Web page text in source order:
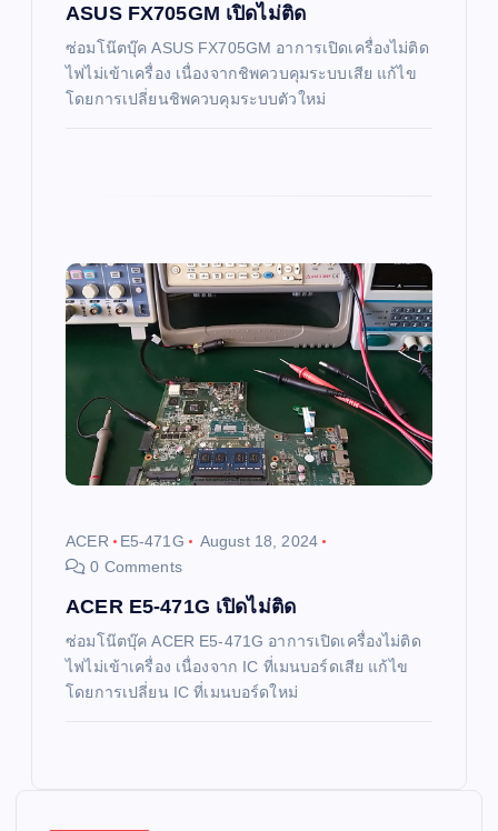
ASUS FX705GM เปิดไม่ติด
ซ่อมโน๊ตบุ๊ค ASUS FX705GM อาการเปิดเครื่องไม่ติด
ไฟไม่เข้าเครื่อง เนื่องจากชิพควบคุมระบบเสีย แก้ไข
โดยการเปลี่ยนชิพควบคุมระบบตัวใหม่
ACER E5-471G
August 18, 2024
0 Comments
ACER E5-471G เปิดไม่ติด
ซ่อมโน๊ตบุ๊ค ACER E5-471G อาการเปิดเครื่องไม่ติด
ไฟไม่เข้าเครื่อง เนื่องจาก IC ที่เมนบอร์ดเสีย แก้ไข
โดยการเปลี่ยน IC ที่เมนบอร์ดใหม่